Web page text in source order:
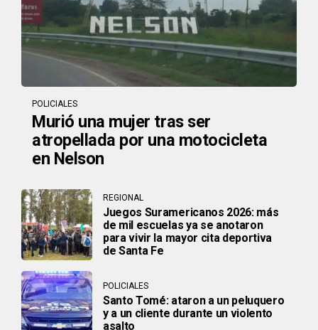
POLICIALES
Murió una mujer tras ser
atropellada por una motocicleta
en Nelson
REGIONAL
Juegos Suramericanos 2026: más
de mil escuelas ya se anotaron
para vivir la mayor cita deportiva
de Santa Fe
POLICIALES
Santo Tomé: ataron a un peluquero
y a un cliente durante un violento
asalto